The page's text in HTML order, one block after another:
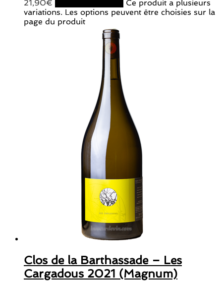
21,90€
Ce produit a plusieurs
variations. Les options peuvent être choisies sur la
page du produit
Clos de la Barthassade – Les
Cargadous 2021 (Magnum)